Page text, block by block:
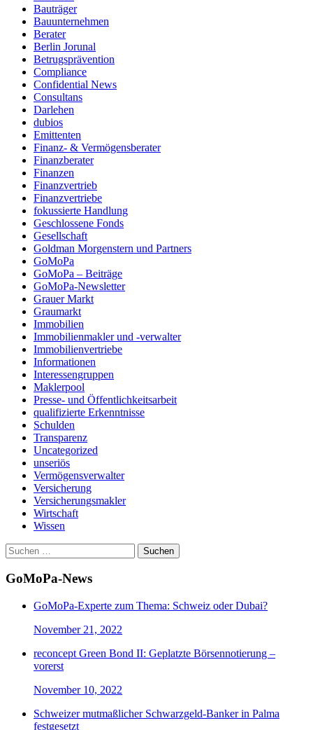
Bauträger
Bauunternehmen
Berater
Berlin Jorunal
Betrugsprävention
Compliance
Confidential News
Consultans
Darlehen
dubios
Emittenten
Finanz- & Vermögensberater
Finanzberater
Finanzen
Finanzvertrieb
Finanzvertriebe
fokussierte Handlung
Geschlossene Fonds
Gesellschaft
Goldman Morgenstern und Partners
GoMoPa
GoMoPa – Beiträge
GoMoPa-Newsletter
Grauer Markt
Graumarkt
Immobilien
Immobilienmakler und -verwalter
Immobilienvertriebe
Informationen
Interessengruppen
Maklerpool
Presse- und Öffentlichkeitsarbeit
qualifizierte Erkenntnisse
Schulden
Transparenz
Uncategorized
unseriös
Vermögensverwalter
Versicherung
Versicherungsmakler
Wirtschaft
Wissen
Suchen
nach:
GoMoPa-News
GoMoPa-Experte zum Thema: Schweiz oder Dubai?
November 21, 2022
reconcept Green Bond II: Geplatzte Börsennotierung –
vorerst
November 10, 2022
Schweizer mutmaßlicher Schwarzgeld-Banker in Palma
festgesetzt